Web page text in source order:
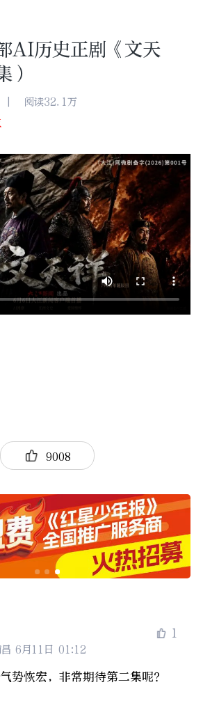
AI历史正剧《文天
）
阅读32.1万
9008
1
6月11日 01:12
势恢宏，非常期待第二集呢？